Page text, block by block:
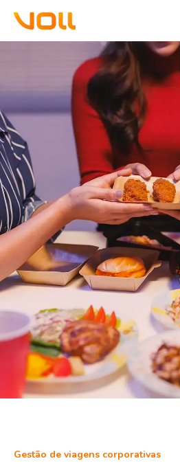
Gestão de viagens corporativas